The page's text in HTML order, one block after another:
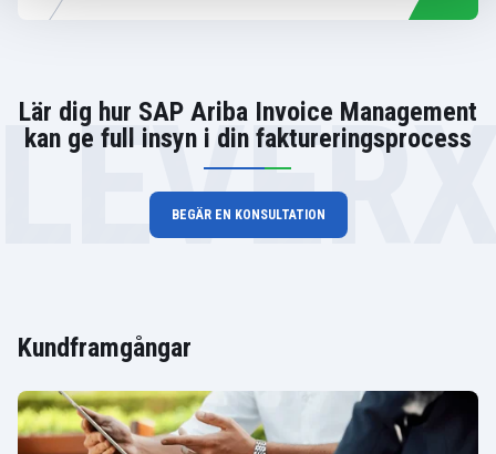
Lär dig hur SAP Ariba Invoice Management
kan ge full insyn i din faktureringsprocess
BEGÄR EN KONSULTATION
Kundframgångar